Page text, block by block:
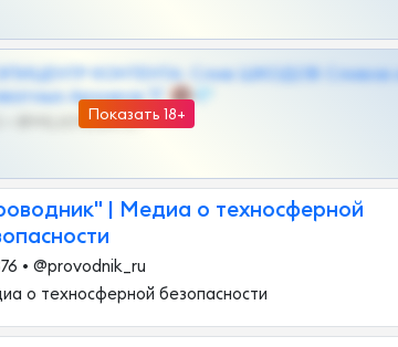
Показать 18+
КОНТЕНТА: Слив ШКОДОВ Сливов и
Архивов ТГ 🔞💎
@MILKPRIVATES39BOT
| Медиа о техносферной
• @provodnik_ru
о техносферной безопасности